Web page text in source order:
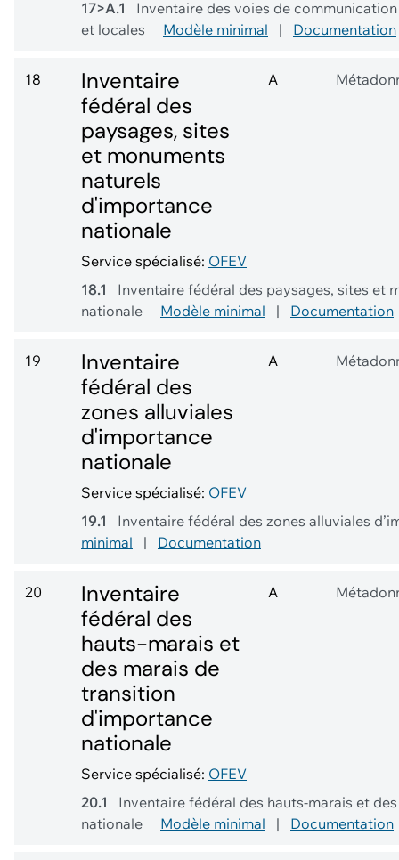
17>A.1
Inventaire des voies de
et locales
Modèle minimal | Documentation
18
Inventaire
fédéral des
paysages, sites
et monuments
naturels
d'importance
nationale
Service spécialisé: OFEV
A
18.1
Inventaire fédéral des paysages, sites et
nationale
Modèle minimal | Documentation
19
Inventaire
fédéral des
zones alluviales
d'importance
nationale
Service spécialisé: OFEV
A
19.1
Inventaire fédéral des zones alluviales
minimal
| Documentation
20
Inventaire
fédéral des
hauts-marais et
des marais de
transition
d'importance
nationale
Service spécialisé: OFEV
A
20.1
Inventaire fédéral des hauts-marais et
nationale
Modèle minimal | Documentation